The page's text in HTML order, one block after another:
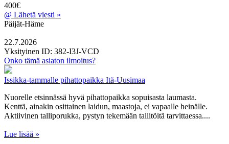
400€
@ Lähetä viesti »
Päijät-Häme
22.7.2026
Yksityinen ID: 382-I3J-VCD
Onko tämä asiaton ilmoitus?
Issikka-tammalle pihattopaikka Itä-Uusimaa
Nuorelle etsinnässä hyvä pihattopaikka sopuisasta laumasta.
Kenttä, ainakin osittainen laidun, maastoja, ei vapaalle heinälle.
Aktiivinen talliporukka, pystyn tekemään tallitöitä tarvittaessa....
Lue lisää »